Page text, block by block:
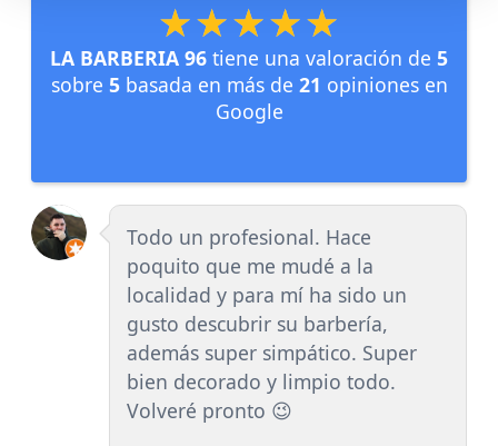
★★★★★
★★★★★
LA BARBERIA 96 tiene una valoración de 5
sobre 5basada en más de 21 opiniones en
Google
Todo un profesional. Hace
poquito que me mudé a la
localidad y para mí ha sido un
gusto descubrir su barbería,
además super simpático. Super
bien decorado y limpio todo.
Volveré pronto 😉